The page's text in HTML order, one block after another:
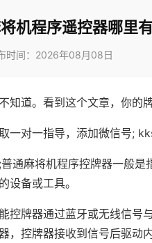
机程序遥控器哪里
时间：2026年08月08日
知道。看到这个文章，你的
一对一指导，添加微信号;
通麻将机程序控牌器一般是
设备或工具。
控牌器通过蓝牙或无线信号
，控牌器接收到信号后驱动